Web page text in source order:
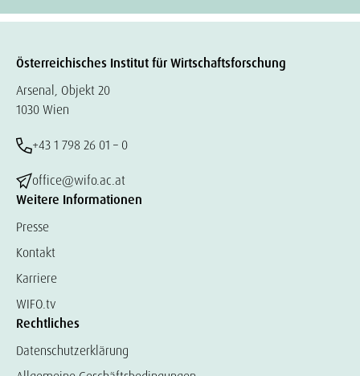
Österreichisches Institut für Wirtschaftsforschung
Arsenal, Objekt 20
1030 Wien
+43 1 798 26 01 – 0
office@wifo.ac.at
Weitere Informationen
Presse
Kontakt
Karriere
WIFO.tv
Rechtliches
Datenschutzerklärung